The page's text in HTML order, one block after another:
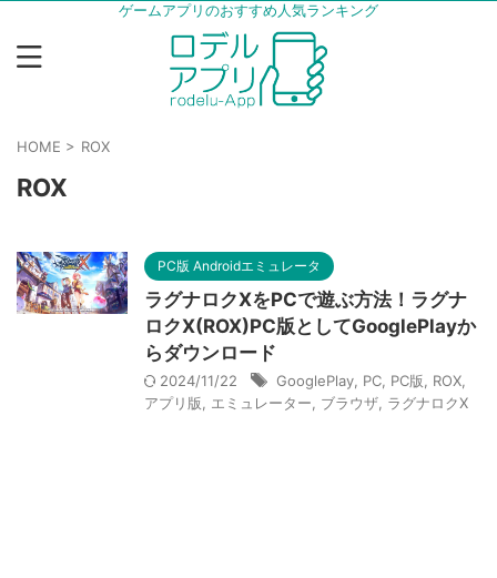
ゲームアプリのおすすめ人気ランキング
HOME > ROX
ROX
PC版 Androidエミュレータ
ラグナロクXをPCで遊ぶ方法！ラグナ
ロクX(ROX)PC版としてGooglePlayか
らダウンロード
2024/11/22 GooglePlay PC PC版 ROX
アプリ版
エミュレーター ブラウザ ラグナロクX